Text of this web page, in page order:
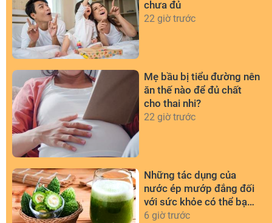
chưa đủ
22 giờ trước
Mẹ bầu bị tiểu đường nên
ăn thế nào để đủ chất
cho thai nhi?
22 giờ trước
Những tác dụng của
nước ép mướp đắng đối
với sức khỏe có thể bạn
chưa biết
6 giờ trước